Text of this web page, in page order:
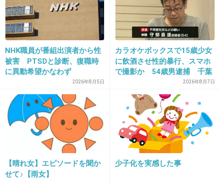
17. 匿名2013/04/25(木) 16:31:59
見るとしても録画だな、長すぎだもん。
+32 -2
18. 匿名 2013/04/25(木) 16:32:12
＞嵐は今年、2年連続で『24時間テレビ』のメ
インパーソナリティを務めることがすでに決ま
っており、櫻井にとって今夏は大役が続く。
NHK職員が番組出演者から性
被害 PTSDと診断、復職時
に異動希望かなわず
2026年8月5日
カラオケボックスで15歳少女
に飲酒させ性的暴行、スマホ
で撮影か 54歳男逮捕 千葉
2026年8月7日
【晴れ女】エピソードを聞か
せて♪【雨女】
少子化を実感した事